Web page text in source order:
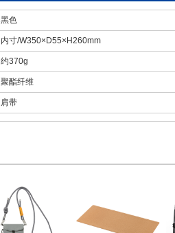
黑色
内寸/W350×D55×H260mm
约370g
聚酯纤维
肩带